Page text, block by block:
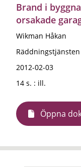
Brand i
orsakade
Wikman Håkan
2012-02-03
14 s. : ill.
Öppna